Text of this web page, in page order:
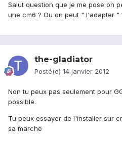
Salut question que je me pose on
une cm6 ? Ou on peut " l'adapter "
the-gladiator
Posté(e) 14 janvier 2012
Non tu peux pas seulement pour
possible.
Tu peux essayer de l'installer sur
sa marche